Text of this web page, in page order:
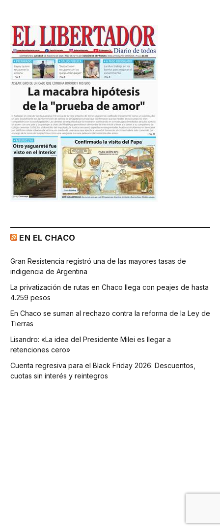
EN EL CHACO
Gran Resistencia registró una de las mayores tasas de
indigencia de Argentina
La privatización de rutas en Chaco llega con peajes de hasta
4.259 pesos
En Chaco se suman al rechazo contra la reforma de la Ley de
Tierras
Lisandro: «La idea del Presidente Milei es llegar a
retenciones cero»
Cuenta regresiva para el Black Friday 2026: Descuentos,
cuotas sin interés y reintegros